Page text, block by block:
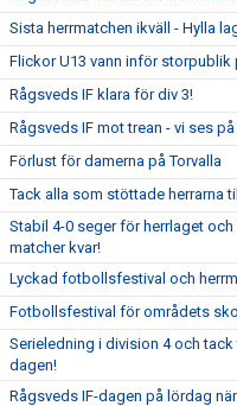
Sista herrmatchen ikväll - Hylla
Flickor U13 vann inför storpublik
Rågsveds IF klara för div 3!
Rågsveds IF mot trean - vi ses
Förlust för damerna på Torvalla
Tack alla som stöttade herrarna
Stabil 4-0 seger för herrlaget
matcher kvar!
Lyckad fotbollsfestival och
Fotbollsfestival för områdets
Serieledning i division 4 och
dagen!
Rågsveds IF-dagen på lördag